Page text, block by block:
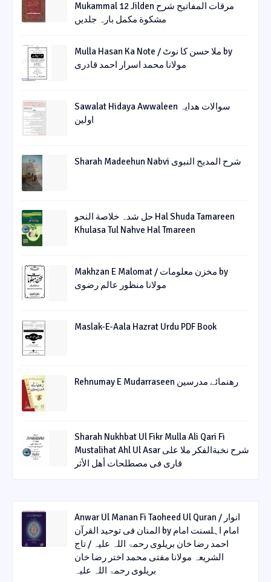
Mukammal 12 Jilden مرقات المفاتیح شرح
مشکوة مکمل بارہ جلدیں
Mulla Hasan Ka Note / ملا حسن کا نوٹ by
مولانا محمد اسرار احمد قادری
Sawalat Hidaya Awwaleen سوالات ھدایہ
اولین
Sharah Madeehun Nabvi شرح المدیح النبوی
حل شدہ خلاصة النحو Hal Shuda Tamareen
Khulasa Tul Nahve Hal Tmareen
Makhzan E Malomat / مخزن معلومات by
مولانا منظور عالم رضوی
Maslak-E-Aala Hazrat Urdu PDF Book
Rehnumay E Mudarraseen رهنمائے مدرسین
Sharah Nukhbat Ul Fikr Mulla Ali Qari Fi
Mustalihat Ahl Ul Asar شرح نخبةالفکر ملا علی
قاری فی مصطلحات أھل الأثر
Anwar Ul Manan Fi Taoheed Ul Quran / انوار
المنان فی توحید القرآن by امام اہلسنت امام
احمد رضا خان بریلوی رحمۃ اللہ علیہ / تاج
الشریعہ مولانا مفتی محمد اختر رضا خان
بریلوی رحمۃ اللہ علیہ